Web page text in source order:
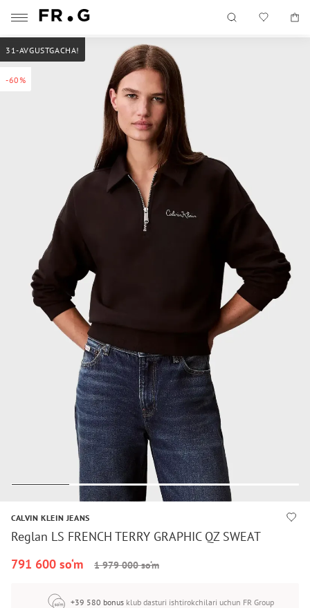
-60%
31-AVGUSTGACHA!
CALVIN KLEIN JEANS
Reglan LS FRENCH TERRY GRAPHIC QZ SWEAT
791 600 so‘m
1 979 000 so‘m
+39 580 bonus klub dasturi ishtirokchilari uchun FR Group